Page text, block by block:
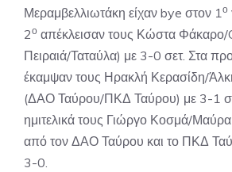
Μεραμβελλιωτάκη είχαν bye στον 1ο
2ο απέκλεισαν τους Κώστα Φάκαρο/
Πειραιά/Ταταύλα) με 3-0 σετ. Στα
έκαμψαν τους Ηρακλή Κερασίδη/
(ΔΑΟ Ταύρου/ΠΚΔ Ταύρου) με 3-1
ημιτελικά τους Γιώργο Κοσμά/
από τον ΔΑΟ Ταύρου και το ΠΚΔ
3-0.